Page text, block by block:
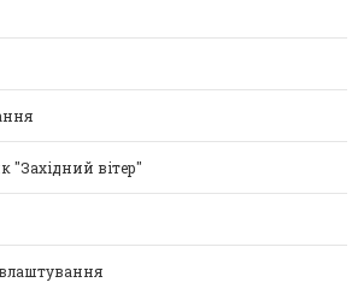
"Західний вітер"